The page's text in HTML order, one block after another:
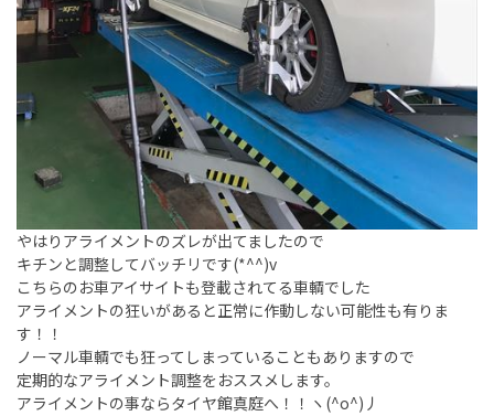
やはりアライメントのズレが出てましたので
キチンと調整してバッチリです(*^^)v
こちらのお車アイサイトも登載されてる車輌でした
アライメントの狂いがあると正常に作動しない可能性も有りま
す！！
ノーマル車輌でも狂ってしまっていることもありますので
定期的なアライメント調整をおススメします。
アライメントの事ならタイヤ館真庭へ！！ヽ(^o^)丿